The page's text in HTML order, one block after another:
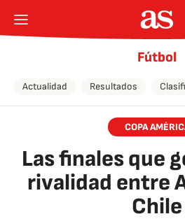
Fútbol
Actualidad Resultados
COPA
Las finales que
rivalidad entre
Chile